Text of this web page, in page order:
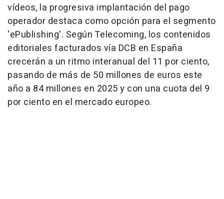
vídeos, la progresiva implantación del pago
operador destaca como opción para el segmento
'ePublishing'. Según Telecoming, los contenidos
editoriales facturados vía DCB en España
crecerán a un ritmo interanual del 11 por ciento,
pasando de más de 50 millones de euros este
año a 84 millones en 2025 y con una cuota del 9
por ciento en el mercado europeo.